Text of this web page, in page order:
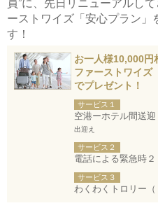
員”に、先日リニューアルし
ーストワイズ「安心プラン」
す！
お一人様10,000円
ファーストワイズ
でプレゼント！
サービス１
空港ーホテル間送
出迎え
サービス２
電話による緊急時
サービス３
わくわくトロリー（